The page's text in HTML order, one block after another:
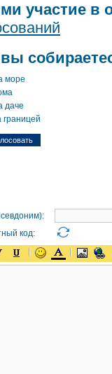
участие в
море
даче
границей
код: